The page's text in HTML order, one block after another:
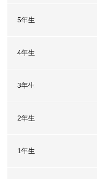
5年生
4年生
3年生
2年生
1年生